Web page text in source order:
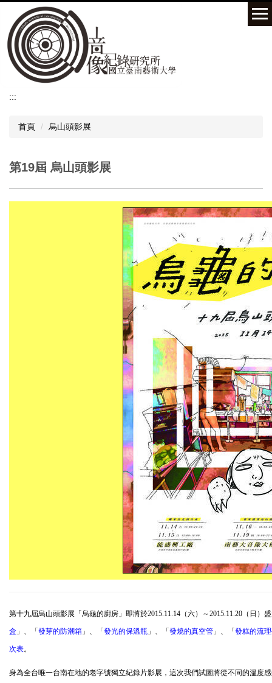
到
主
要
內
:::
首頁 烏山頭影展
第19屆 烏山頭影展
第十九屆烏山頭影展「烏龜的廚房」即將於2015.11.14 （六）～2015.11.20 （日）
盒 」、「 發芽的防潮箱 」、「 發光的保溫瓶 」、「 發燒的真空管 」、「 發糕的流
次表。
身為全台唯一台南在地的老字號獨立紀錄片影展，這次我們試圖將從不同的溫度